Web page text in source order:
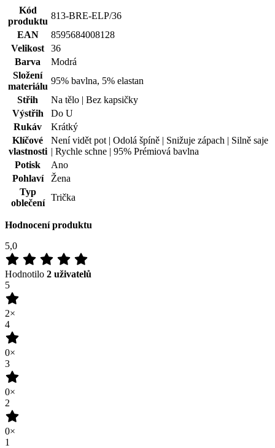
Kód
produktu
813-BRE-ELP/36
EAN
8595684008128
Velikost
36
Barva
Modrá
Složení
materiálu
95% bavlna, 5% elastan
Střih
Na tělo | Bez kapsičky
Výstřih
Do U
Rukáv
Krátký
Klíčové
vlastnosti
Není vidět pot | Odolá špíně | Snižuje zápach | Silně saje
| Rychle schne | 95% Prémiová bavlna
Potisk
Ano
Pohlaví
Žena
Typ
oblečení
Trička
Hodnocení produktu
5,0
Hodnotilo 2 uživatelů
5
2×
4
0×
3
0×
2
0×
1